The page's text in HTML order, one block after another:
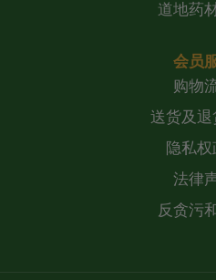
道地药
会员
购物
送货及退
隐私
法律
反贪污